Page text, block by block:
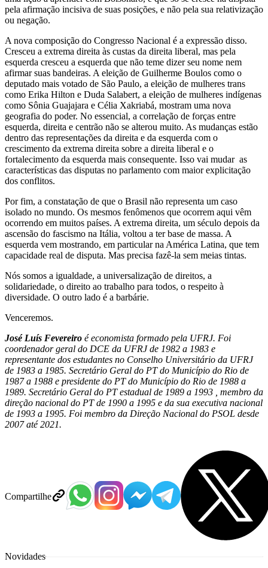
Compartilhe
pela afirmação incisiva de suas posições, e não pela sua relativização
ou negação.
A nova composição do Congresso Nacional é a expressão disso.
Cresceu a extrema direita às custas da direita liberal, mas pela
esquerda cresceu a esquerda que não teme dizer seu nome nem
afirmar suas bandeiras. A eleição de Guilherme Boulos como o
deputado mais votado de São Paulo, a eleição de mulheres trans
como Erika Hilton e Duda Salabert, a eleição de mulheres indígenas
como Sônia Guajajara e Célia Xakriabá, mostram uma nova
geografia do poder. No essencial, a correlação de forças entre
esquerda, direita e centrão não se alterou muito. As mudanças estão
dentro das representações da direita e da esquerda com o
crescimento da extrema direita sobre a direita liberal e o
fortalecimento da esquerda mais consequente. Isso vai mudar as
características das disputas no parlamento com maior explicitação
dos conflitos.
Por fim, a constatação de que o Brasil não representa um caso
isolado no mundo. Os mesmos fenômenos que ocorrem aqui vêm
ocorrendo em muitos países. A extrema direita, um século depois da
ascensão do fascismo na Itália, voltou a ter base de massa. A
esquerda vem mostrando, em particular na América Latina, que tem
capacidade real de disputa. Mas precisa fazê-la sem meias tintas.
Nós somos a igualdade, a universalização de direitos, a
solidariedade, o direito ao trabalho para todos, o respeito à
diversidade. O outro lado é a barbárie.
Venceremos.
José Luís Fevereiro é economista formado pela UFRJ. Foi
coordenador geral do DCE da UFRJ de 1982 a 1983 e
representante dos estudantes no Conselho Universitário da UFRJ
de 1983 a 1985. Secretário Geral do PT do Município do Rio de
1987 a 1988 e presidente do PT do Município do Rio de 1988 a
1989. Secretário Geral do PT estadual de 1989 a 1993 , membro da
direção nacional do PT de 1990 a 1995 e da sua executiva nacional
de 1993 a 1995. Foi membro da Direção Nacional do PSOL desde
2007 até 2021.
Novidades